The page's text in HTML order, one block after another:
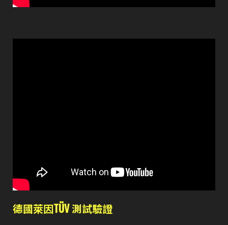
德國萊因TÜV 測試驗證